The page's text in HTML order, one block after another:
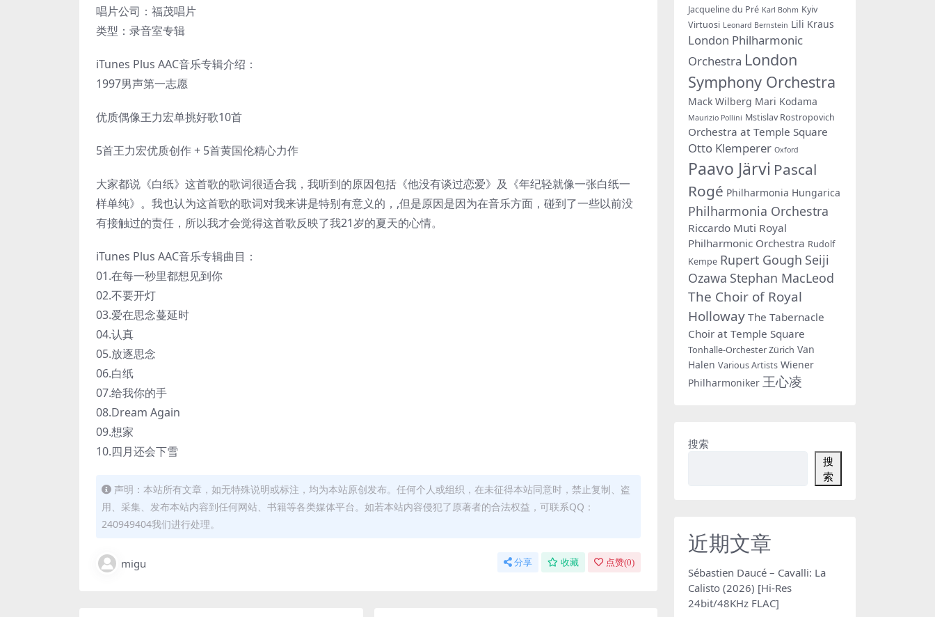
唱片公司：福茂唱片
类型：录音室专辑
iTunes Plus AAC音乐专辑介绍：
1997男声第一志愿
优质偶像王力宏单挑好歌10首
5首王力宏优质创作 + 5首黄国伦精心力作
大家都说《白纸》这首歌的歌词很适合我，我听到的原因包括《他没有谈过恋爱》及《年纪轻就像一张白纸一
样单纯》。我也认为这首歌的歌词对我来讲是特别有意义的，,但是原因是因为在音乐方面，碰到了一些以前没
有接触过的责任，所以我才会觉得这首歌反映了我21岁的夏天的心情。
iTunes Plus AAC音乐专辑曲目：
01.在每一秒里都想见到你
02.不要开灯
03.爱在思念蔓延时
04.认真
05.放逐思念
06.白纸
07.给我你的手
08.Dream Again
09.想家
10.四月还会下雪
声明：本站所有文章，如无特殊说明或标注，均为本站原创发布。任何个人或组织，在未征得本站同意时，禁止复制、盗
用、采集、发布本站内容到任何网站、书籍等各类媒体平台。如若本站内容侵犯了原著者的合法权益，可联系QQ：
240949404我们进行处理。
migu 分享 收藏 点赞(0)
Jacqueline du Pré Karl Bohm Kyiv
Virtuosi Leonard Bernstein Lili Kraus
London Philharmonic
Orchestra London
Symphony Orchestra
Mack Wilberg Mari Kodama
Maurizio Pollini Mstislav Rostropovich
Orchestra at Temple Square
Otto Klemperer Oxford
Paavo Järvi Pascal
Rogé Philharmonia Hungarica
Philharmonia Orchestra
Riccardo Muti Royal
Philharmonic Orchestra Rudolf
Kempe Rupert Gough Seiji
Ozawa Stephan MacLeod
The Choir of Royal
Holloway The Tabernacle
Choir at Temple Square
Tonhalle-Orchester Zürich Van
Halen Various Artists Wiener
Philharmoniker 王心凌
搜索
搜
索
近期文章
Sébastien Daucé – Cavalli: La
Calisto (2026) [Hi-Res
24bit/48KHz FLAC]